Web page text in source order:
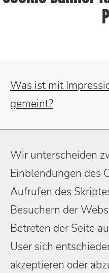
Was ist mit
gemeint?
Wir unterscheiden
Einblendungen des
Aufrufen des
Besuchern der
Betreten der Seite
User sich
akzeptieren oder